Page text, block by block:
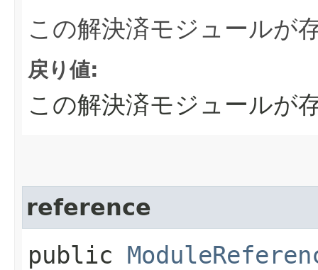
この解決済モジュールが
戻り値:
この解決済モジュールが
reference
public